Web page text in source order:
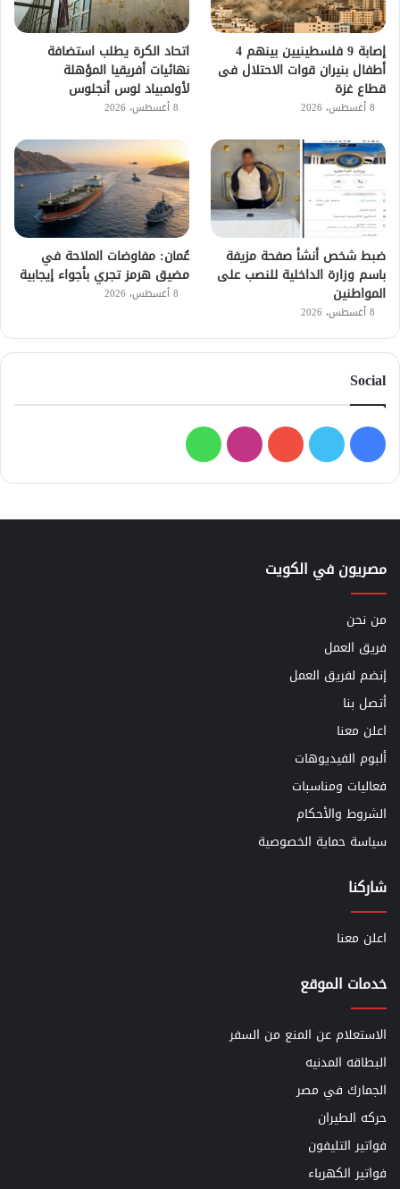
إصابة 9 فلسطينيين بينهم 4
أطفال بنيران قوات الاحتلال فى
قطاع غزة
8 أغسطس، 2026
اتحاد الكرة يطلب استضافة
نهائيات أفريقيا المؤهلة
لأولمبياد لوس أنجلوس
8 أغسطس، 2026
ضبط شخص أنشأ صفحة مزيفة
باسم وزارة الداخلية للنصب على
المواطنين
8 أغسطس، 2026
عُمان: مفاوضات الملاحة في
مضيق هرمز تجري بأجواء إيجابية
8 أغسطس، 2026
Social
فيسبوك
تويتر يوتيوبانستقرامواتساب
مصريون في الكويت
من نحن
فريق العمل
إنضم لفريق العمل
أتصل بنا
اعلن معنا
ألبوم الفيديوهات
فعاليات ومناسبات
الشروط والأحكام
سياسة حماية الخصوصية
شاركنا
اعلن معنا
خدمات الموقع
الاستعلام عن المنع من السفر
البطاقه المدنيه
الجمارك في مصر
حركه الطيران
فواتير التليفون
فواتير الكهرباء